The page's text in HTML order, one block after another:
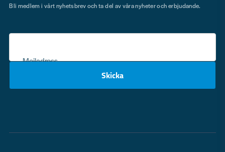
Mejladress
Skicka
Bli medlem i vårt nyhetsbrev och ta del av våra nyheter och erbjudande.